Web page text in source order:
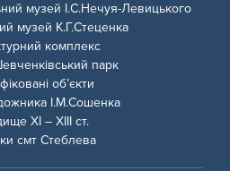
музей І.С.Нечуя-Левицького
музей К.Г.Стеценка
комплекс
парк
об’єкти
І.М.Сошенка
ХІ – ХІІІ ст.
смт Стеблева